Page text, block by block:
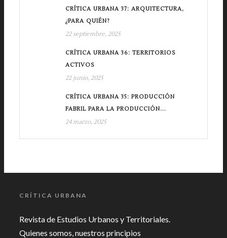
CRÍTICA URBANA 37: ARQUITECTURA,
¿PARA QUIÉN?
22 septiembre, 2025
CRÍTICA URBANA 36: TERRITORIOS
ACTIVOS
22 junio, 2025
CRÍTICA URBANA 35: PRODUCCIÓN
FABRIL PARA LA PRODUCCIÓN...
24 marzo, 2025
CRÍTICA URBANA
Revista de Estudios Urbanos y Territoriales.
Quienes somos, nuestros principios